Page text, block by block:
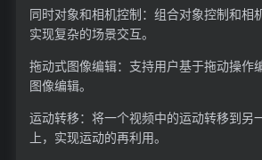
同时对象和相机控制：组合对象控制和相
实现复杂的场景交互。
拖动式图像编辑：支持用户基于拖动操作
图像编辑。
运动转移：将一个视频中的运动转移到另
上，实现运动的再利用。